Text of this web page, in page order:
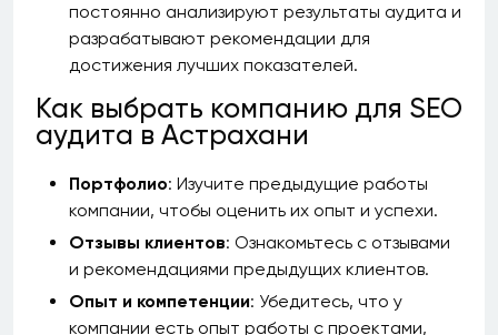
постоянно анализируют результаты аудита и
разрабатывают рекомендации для
достижения лучших показателей.
Как выбрать компанию для SEO
аудита в Астрахани
Портфолио: Изучите предыдущие работы
компании, чтобы оценить их опыт и успехи.
Отзывы клиентов: Ознакомьтесь с отзывами
и рекомендациями предыдущих клиентов.
Опыт и компетенции: Убедитесь, что у
компании есть опыт работы с проектами,